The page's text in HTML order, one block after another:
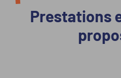
Prestations